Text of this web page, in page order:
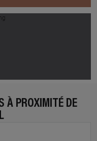
À PROXIMITÉ DE